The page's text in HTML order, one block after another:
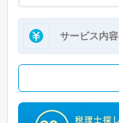
サービス内容